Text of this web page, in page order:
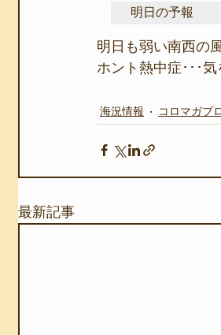
明日の予報
明日も弱い南西の
ホント熱中症･･･気
海況情報 コロマガプ
最新記事